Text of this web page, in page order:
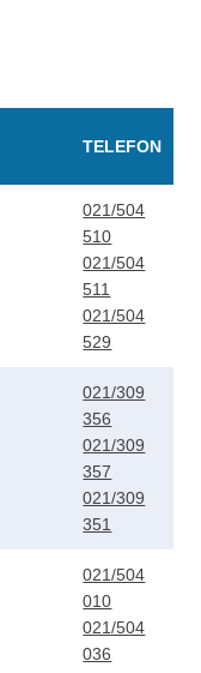
TELEFON
021/504
510
021/504
511
021/504
529
021/309
356
021/309
357
021/309
351
021/504
010
021/504
036